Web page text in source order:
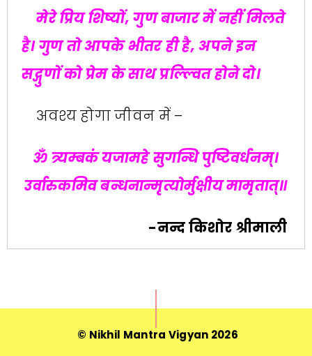
मेरे प्रिय शिष्यों, गुण बाजार में नहीं मिलते
है। गुण तो आपके भीतर ही है, अपने इन
सद्गुणों को प्रेम के साथ प्रल्ल्वित होने दो।
अवश्य होगा जीवन में –
ॐ त्र्यम्बकं यजामहे सुगन्धि पुष्टिवर्धनम्‌‍।
उर्वारुकमिव बन्धनान्मृत्योर्मुक्षीय मामृतात्‌‍॥
-नन्द किशोर श्रीमाली
© Nikhil Mantra Vigyan 2026